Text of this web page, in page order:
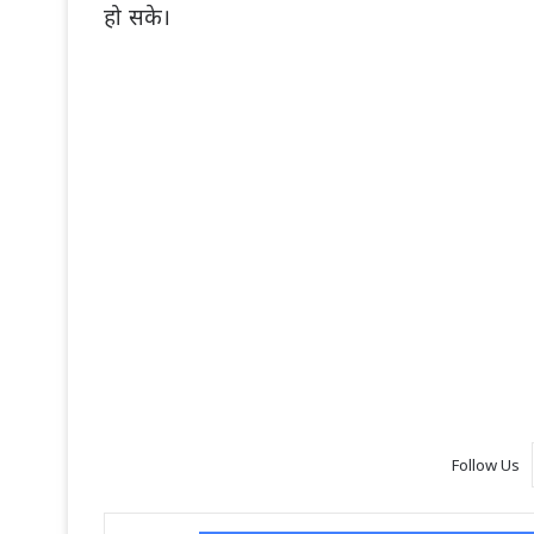
हो सके।
Follow Us